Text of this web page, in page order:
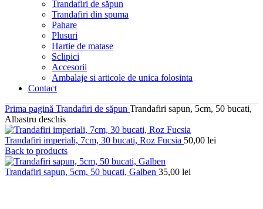
Trandafiri de săpun
Trandafiri din spuma
Pahare
Plusuri
Hartie de matase
Sclipici
Accesorii
Ambalaje si articole de unica folosinta
Contact
Prima pagină Trandafiri de săpun Trandafiri sapun, 5cm, 50 bucati,
Albastru deschis
Trandafiri imperiali, 7cm, 30 bucati, Roz Fucsia 50,00 lei
Back to products
Trandafiri sapun, 5cm, 50 bucati, Galben 35,00 lei